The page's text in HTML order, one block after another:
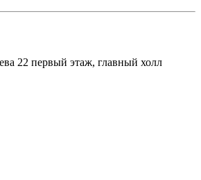
22 первый этаж, главный холл